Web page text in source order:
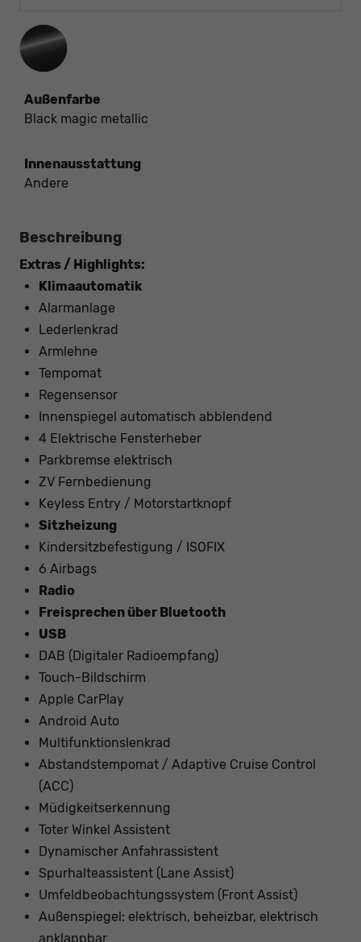
Außenfarbe
Black magic metallic
Innenausstattung
Andere
Beschreibung
Extras / Highlights:
Klimaautomatik
Alarmanlage
Lederlenkrad
Armlehne
Tempomat
Regensensor
Innenspiegel automatisch abblendend
4 Elektrische Fensterheber
Parkbremse elektrisch
ZV Fernbedienung
Keyless Entry / Motorstartknopf
Sitzheizung
Kindersitzbefestigung / ISOFIX
6 Airbags
Radio
Freisprechen über Bluetooth
USB
DAB (Digitaler Radioempfang)
Touch-Bildschirm
Apple CarPlay
Android Auto
Multifunktionslenkrad
Abstandstempomat / Adaptive Cruise Control
(ACC)
Müdigkeitserkennung
Toter Winkel Assistent
Dynamischer Anfahrassistent
Spurhalteassistent (Lane Assist)
Umfeldbeobachtungssystem (Front Assist)
Außenspiegel: elektrisch, beheizbar, elektrisch
anklappbar